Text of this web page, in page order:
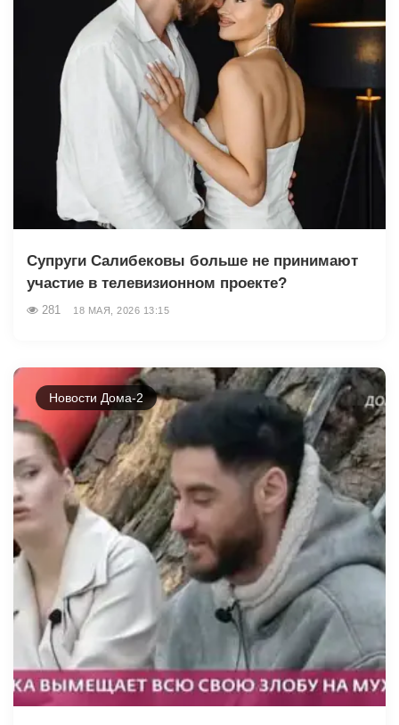
Супруги Салибековы больше не принимают
участие в телевизионном проекте?
281 18 МАЯ, 2026 13:15
Новости Дома-2